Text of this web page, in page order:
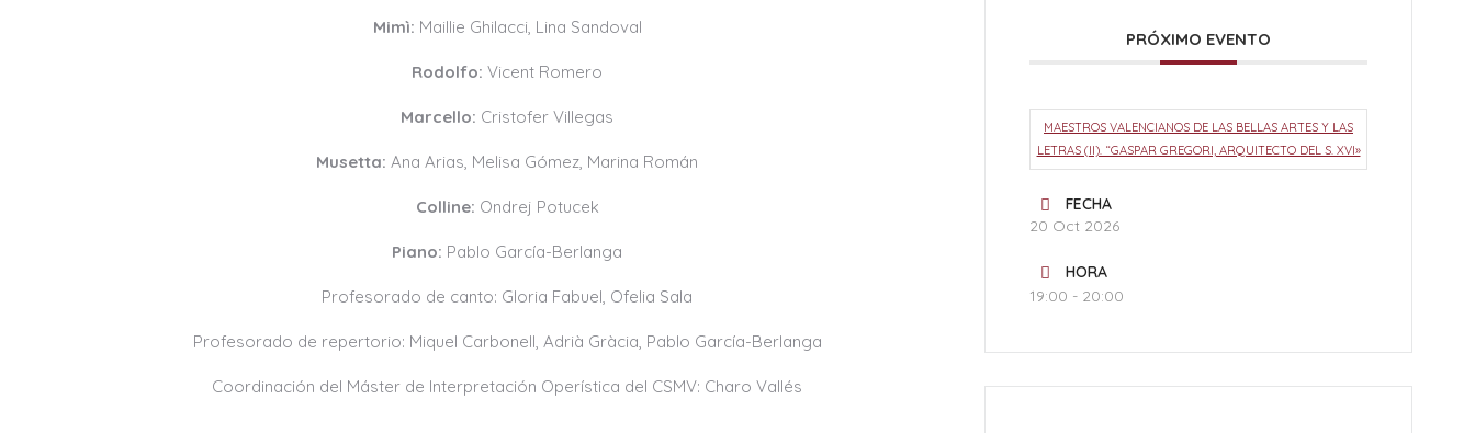
Mimì: Maillie Ghilacci, Lina Sandoval
Rodolfo: Vicent Romero
Marcello: Cristofer Villegas
Musetta: Ana Arias, Melisa Gómez, Marina Román
Colline: Ondrej Potucek
Piano: Pablo García-Berlanga
Profesorado de canto: Gloria Fabuel, Ofelia Sala
Profesorado de repertorio: Miquel Carbonell, Adrià Gràcia, Pablo García-Berlanga
Coordinación del Máster de Interpretación Operística del CSMV: Charo Vallés
PRÓXIMO EVENTO
MAESTROS VALENCIANOS DE LAS BELLAS ARTES Y LAS
LETRAS (II). “GASPAR GREGORI, ARQUITECTO DEL S. XVI»
FECHA
20 Oct 2026
HORA
19:00 - 20:00